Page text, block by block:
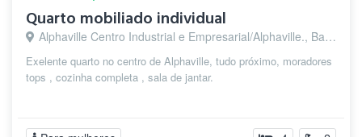
Quarto mobiliado individual
Alphaville Centro Industrial e Empresarial/Alphaville., Barueri - SP
Exelente quarto no centro de Alphaville, tudo próximo, moradores
tops , cozinha completa , sala de jantar.